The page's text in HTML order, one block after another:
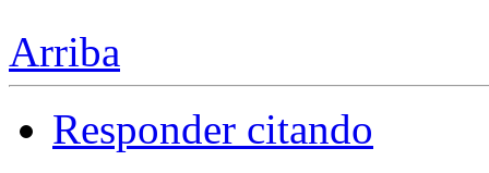
Arriba
Responder citando